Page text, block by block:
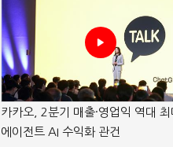
카카오, 2분기 매출·영업익 역대
에이전트 AI 수익화 관건